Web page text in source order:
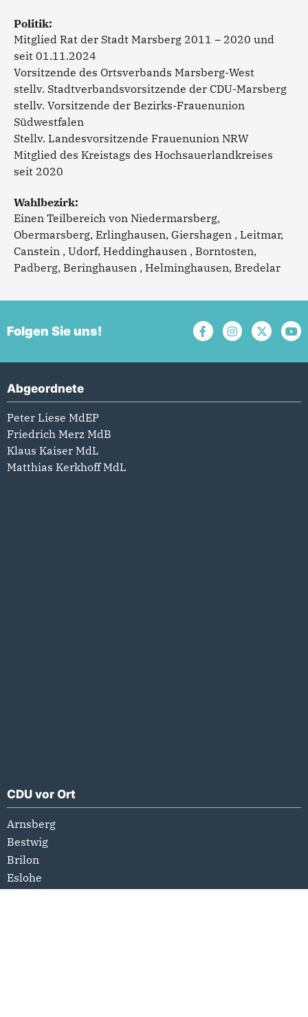
Politik:
Mitglied Rat der Stadt Marsberg 2011 – 2020 und
seit 01.11.2024
Vorsitzende des Ortsverbands Marsberg-West
stellv. Stadtverbandsvorsitzende der CDU-Marsberg
stellv. Vorsitzende der Bezirks-Frauenunion
Südwestfalen
Stellv. Landesvorsitzende Frauenunion NRW
Mitglied des Kreistags des Hochsauerlandkreises
seit 2020
Wahlbezirk:
Einen Teilbereich von Niedermarsberg,
Obermarsberg, Erlinghausen, Giershagen , Leitmar,
Canstein , Udorf, Heddinghausen , Borntosten,
Padberg, Beringhausen , Helminghausen, Bredelar
Folgen Sie uns!
Abgeordnete
Peter Liese MdEP
Friedrich Merz MdB
Klaus Kaiser MdL
Matthias Kerkhoff MdL
CDU vor Ort
Arnsberg
Bestwig
Brilon
Eslohe